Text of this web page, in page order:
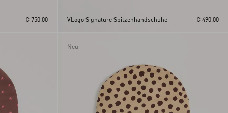
€ 750,00 VLogo Signature Spitzenhandschuhe € 490,00
Neu